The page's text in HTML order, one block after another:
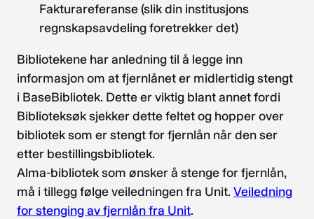
Fakturareferanse (slik din institusjons
regnskapsavdeling foretrekker det)
Bibliotekene har anledning til å legge inn
informasjon om at fjernlånet er midlertidig stengt
i BaseBibliotek. Dette er viktig blant annet fordi
Biblioteksøk sjekker dette feltet og hopper over
bibliotek som er stengt for fjernlån når den ser
etter bestillingsbibliotek.
Alma-bibliotek som ønsker å stenge for fjernlån,
må i tillegg følge veiledningen fra Unit.Veiledning
for stenging av fjernlån fra Unit.